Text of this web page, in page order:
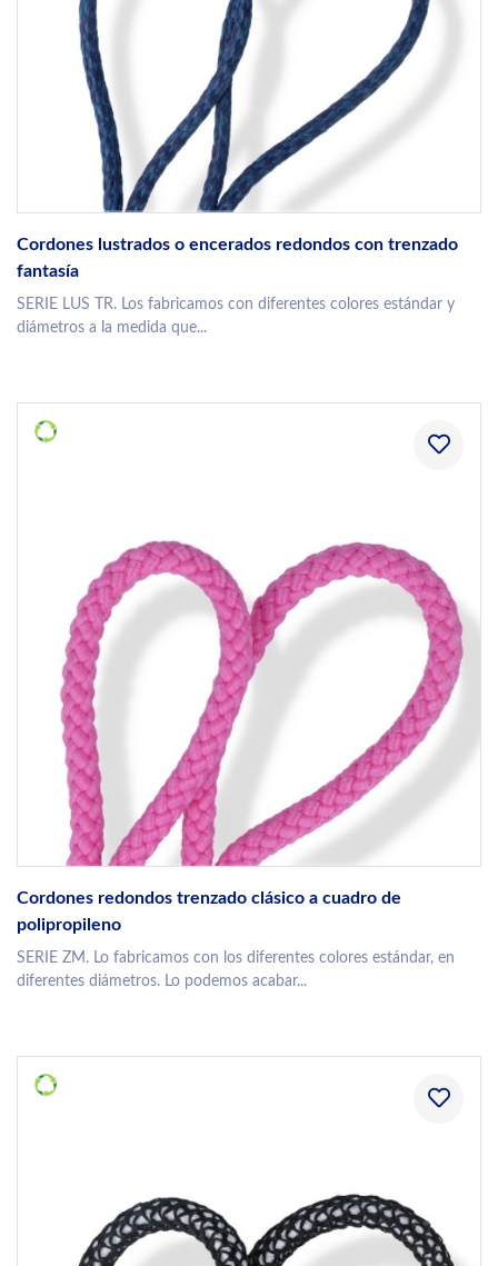
Cordones lustrados o encerados redondos con trenzado
fantasía
SERIE LUS TR. Los fabricamos con diferentes colores estándar y
diámetros a la medida que...
Cordones redondos trenzado clásico a cuadro de
polipropileno
SERIE ZM. Lo fabricamos con los diferentes colores estándar, en
diferentes diámetros. Lo podemos acabar...